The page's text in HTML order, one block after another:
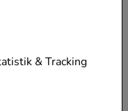
unserer
nicht
& Tracking